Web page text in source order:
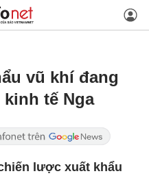
vũ khí đang
tế Nga
lược xuất khẩu